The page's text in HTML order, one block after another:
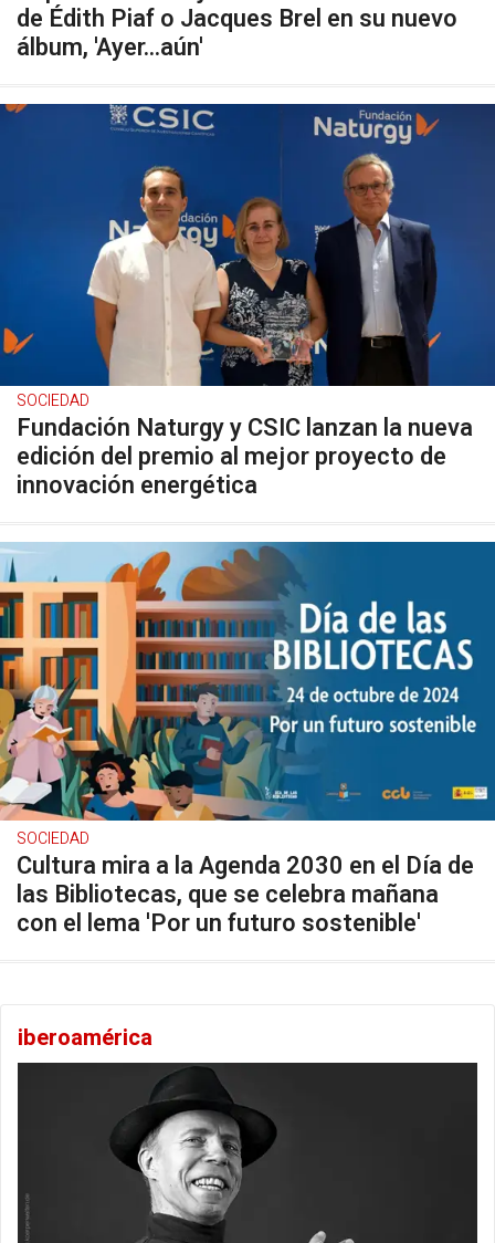
de Édith Piaf o Jacques Brel en su nuevo
álbum, 'Ayer...aún'
SOCIEDAD
Fundación Naturgy y CSIC lanzan la nueva
edición del premio al mejor proyecto de
innovación energética
SOCIEDAD
Cultura mira a la Agenda 2030 en el Día de
las Bibliotecas, que se celebra mañana
con el lema 'Por un futuro sostenible'
iberoamérica